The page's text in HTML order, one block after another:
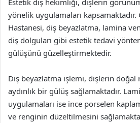
yönelik uygulamaları kapsamaktadır.
Hastanesi, diş beyazlatma, lamina
diş dolguları gibi estetik tedavi
gülüşünü güzelleştirmektedir.
Diş beyazlatma işlemi, dişlerin doğal
aydınlık bir gülüş sağlamaktadır.
uygulamaları ise ince porselen
ve renginin düzeltilmesini